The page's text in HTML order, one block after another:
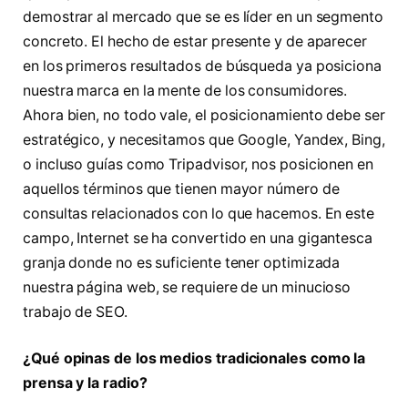
demostrar al mercado que se es líder en un segmento
concreto. El hecho de estar presente y de aparecer
en los primeros resultados de búsqueda ya posiciona
nuestra marca en la mente de los consumidores.
Ahora bien, no todo vale, el posicionamiento debe ser
estratégico, y necesitamos que Google, Yandex, Bing,
o incluso guías como Tripadvisor, nos posicionen en
aquellos términos que tienen mayor número de
consultas relacionados con lo que hacemos. En este
campo, Internet se ha convertido en una gigantesca
granja donde no es suficiente tener optimizada
nuestra página web, se requiere de un minucioso
trabajo de SEO.
¿Qué opinas de los medios tradicionales como la
prensa y la radio?